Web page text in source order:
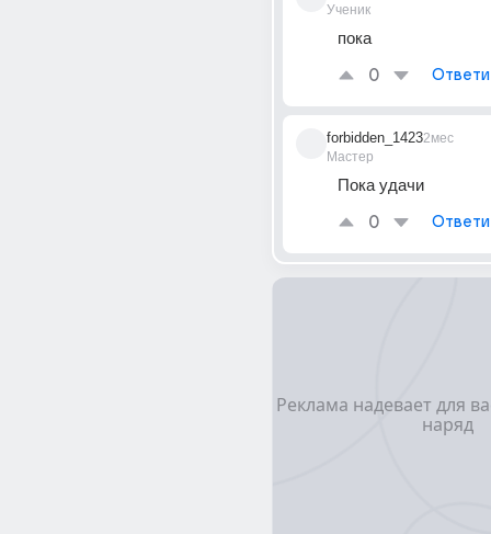
Ученик
пока
0
forbidden_1423
Мастер
2мес
Пока удачи
0